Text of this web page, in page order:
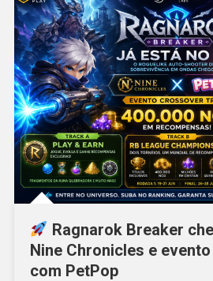
Ragnarok Breaker
Nine Chronicles e
com PetPop